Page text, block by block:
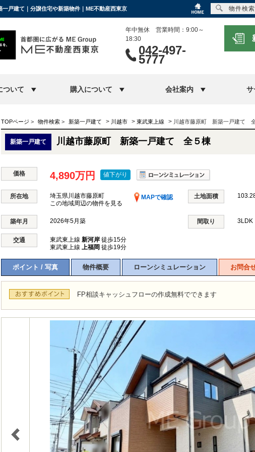
戸建て｜分譲住宅や新築物件｜ME不動産西東京
年中無休 営業時間：9:00～
18:30
042-497-
5777
ついて 購入について 会社案内
TOPページ > 物件検索 > 新築一戸建て > 川越市 > 東武東上線 > 川越市藤原町 新築一戸建て
新築一戸建て 川越市藤原町 新築一戸建て 全５棟
価格 4,890万円 値下がり
所在地 埼玉県川越市藤原町
MAPで確認
この地域周辺の物件を見る
土地面積
築年月 2026年5月築 間取り
交通 東武東上線 新河岸 徒歩15分
東武東上線 上福岡 徒歩19分
ポイント / 写真 物件概要 ローンシミュレーション お問合
FP相談キャッシュフローの作成無料でできます
物件検索